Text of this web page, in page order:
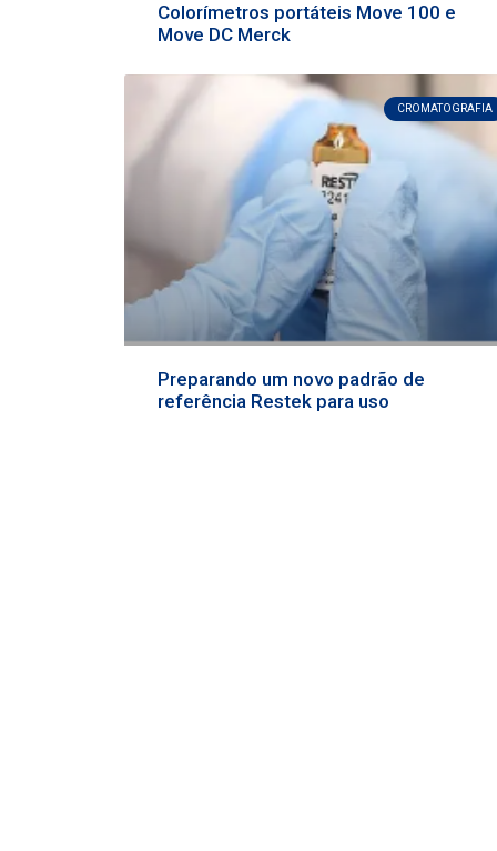
Colorímetros portáteis Move 100 e
Move DC Merck
CROMATOGRAFIA
Preparando um novo padrão de
referência Restek para uso